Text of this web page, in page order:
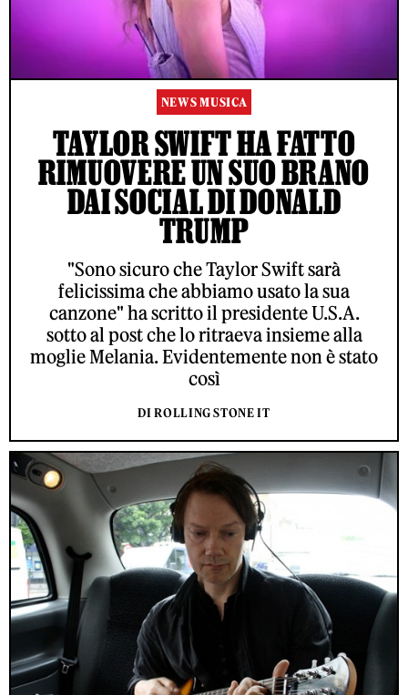
NEWS MUSICA
TAYLOR SWIFT HA FATTO
RIMUOVERE UN SUO BRANO
DAI SOCIAL DI DONALD
TRUMP
"Sono sicuro che Taylor Swift sarà
felicissima che abbiamo usato la sua
canzone" ha scritto il presidente U.S.A.
sotto al post che lo ritraeva insieme alla
moglie Melania. Evidentemente non è stato
così
DI ROLLING STONE IT